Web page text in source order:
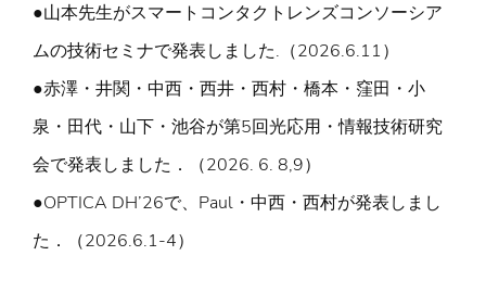
●山本先生がスマートコンタクトレンズコンソーシア
ムの技術セミナで発表しました.（2026.6.11）
●赤澤・井関・中西・西井・西村・橋本・窪田・小
泉・田代・山下・池谷が第5回光応用・情報技術研究
会で発表しました．（2026. 6. 8,9）
●OPTICA DH’26で、Paul・中西・西村が発表しまし
た．（2026.6.1-4）